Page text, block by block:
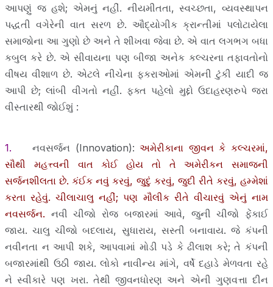
આપણું જ હશે; એમનું નહીં. નીયમીતતા, સ્વચ્છતા, વ્યવસ્થાપન
પદ્ધતી વગેરેની વાત સરળ છે. ઔદ્યોગીક ક્રાન્તીમાં પલોટાયેલા
સમાજોના આ ગુણો છે અને તે શીખવા જેવા છે. એ વાત લગભગ બધા
કબુલ કરે છે. એ સીવાયના પણ બીજા અનેક કલ્ચરના તફાવતોનો
વીષય વીશાળ છે. એટલે નીચેના ફકરાઓમાં એમની ટુંકી યાદી જ
આપી છે; લાંબી વીગતો નહીં. ફક્ત પહેલો મુદ્દો ઉદાહરણરુપે જરા
વીસ્તારથી જોઈશું :
1. નવસર્જન (Innovation):અમેરીકાના જીવન કે કલ્ચરમાં,
સૌથી મહત્ત્વની વાત કોઈ હોય તો તે અમેરીકન સમાજની
સર્જનશીલતા છે. કંઈક નવું કરવું, જુદું કરવું, જુદી રીતે કરવું, હમ્મેશાં
કરતા રહેવું. ચીલાચાલુ નહીં; પણ મૌલીક રીતે વીચારવું એનું નામ
નવસર્જન. નવી ચીજો રોજ બજારમાં આવે, જુની ચીજો ફેંકાઈ
જાય. ચાલુ ચીજો બદલાય, સુધારાય, સસ્તી બનાવાય. જે કંપની
નવીનતા ન આપી શકે, આપવામાં મોડી પડે કે ઢીલાશ કરે; તે કંપની
બજારમાંથી ઉઠી જાય. લોકો નાવીન્ય માંગે, વર્ષે દહાડે મેળવતા રહે
ને સ્વીકારે પણ ખરા. તેથી જીવનધોરણ અને એની ગુણવત્તા દીન